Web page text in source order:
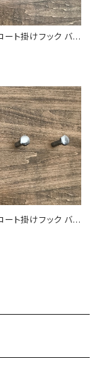
ト掛けフック バル
る サテンブラックS
ット) 日本製
ト掛けフック バル
る サテンブラックL
ット) 日本製